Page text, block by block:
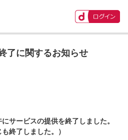
了に関するお知らせ
にサービスの提供を終了しました。
も終了しました。）